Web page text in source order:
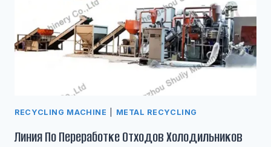
RECYCLING MACHINE METAL RECYCLING
Линия По Переработке Отходов Холодильников